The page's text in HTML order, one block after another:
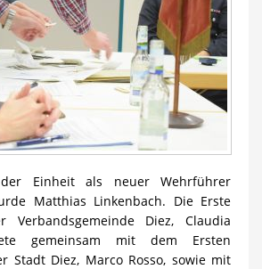
Einheit als neuer Wehrführer
Matthias Linkenbach. Die Erste
Verbandsgemeinde Diez, Claudia
gemeinsam mit dem Ersten
Stadt Diez, Marco Rosso, sowie mit